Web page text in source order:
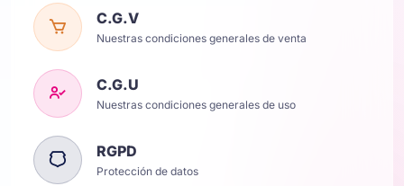
C.G.V
Nuestras condiciones generales de venta
C.G.U
Nuestras condiciones generales de uso
RGPD
Protección de datos